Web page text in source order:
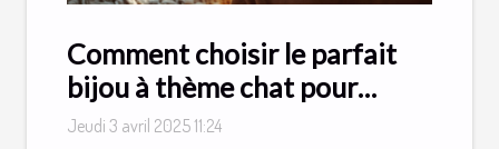
Comment choisir le parfait
bijou à thème chat pour
chaque occasion
Jeudi 3 avril 2025 11:24